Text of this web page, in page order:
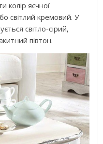
колір яєчної
світлий кремовий. У
світло-сірий,
півтон.